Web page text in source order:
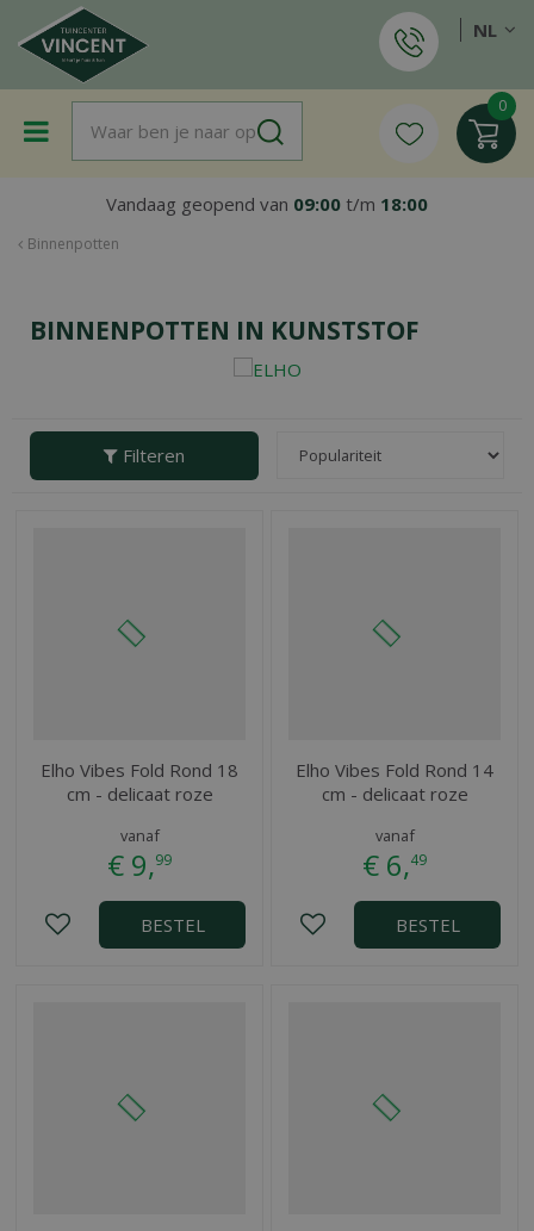
a
Binnenpotten
Vandaag geopend van 09:00 t/m 18:00
NL
BINNENPOTTEN IN KUNSTSTOF
Filteren
Elho Vibes Fold Rond 18
cm - delicaat roze
vanaf
€ 9,99
BESTEL
Elho Vibes Fold Rond 14
cm - delicaat roze
vanaf
€ 6,49
BESTEL